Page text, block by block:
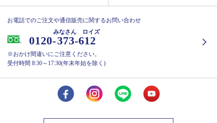
お電話でのご注文や通信販売に関するお問い合わせ
0120-373-612
みなさん ロイズ
※おかけ間違いにご注意ください。
受付時間 8:30～17:30(年末年始を除く)